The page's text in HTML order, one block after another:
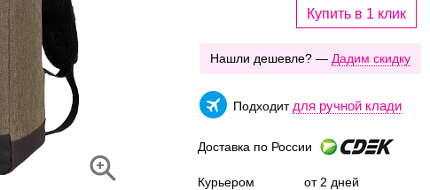
Купить в 1 клик
Нашли дешевле? — Дадим скидку
Подходит для ручной клади
Доставка по России
Курьером
от 2 дней